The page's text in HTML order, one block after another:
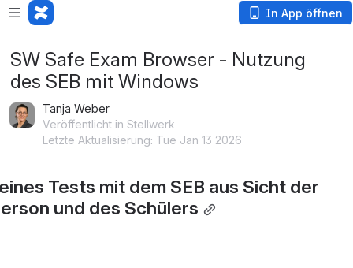
In App öffnen
SW Safe Exam Browser - Nutzung
des SEB mit Windows
Tanja Weber
Veröffentlicht in Stellwerk
Letzte Aktualisierung: Tue Jan 13 2026
Tests mit dem SEB aus Sicht der
und des Schülers